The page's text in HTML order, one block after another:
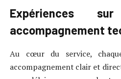
Expériences
accompagnement
Au cœur du service,
accompagnement clair et